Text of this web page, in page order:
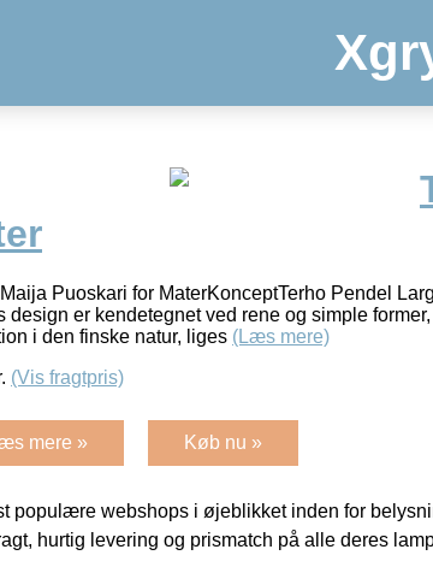
Puoskari for MaterKonceptTerho Pendel
design er kendetegnet ved rene og simple
i den finske natur, liges (Læs mere)
(Vis fragtpris)
mere » Køb nu »
populære webshops i øjeblikket inden for
hurtig levering og prismatch på alle deres